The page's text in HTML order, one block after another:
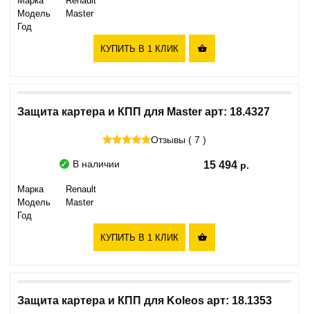
Модель
Master
Год
КУПИТЬ В 1 КЛИК 
Защита картера и КПП для Master арт: 18.4327
Отзывы ( 7 )
В наличии 15 494
Марка
Renault
Модель
Master
Год
КУПИТЬ В 1 КЛИК 
Защита картера и КПП для Koleos арт: 18.1353